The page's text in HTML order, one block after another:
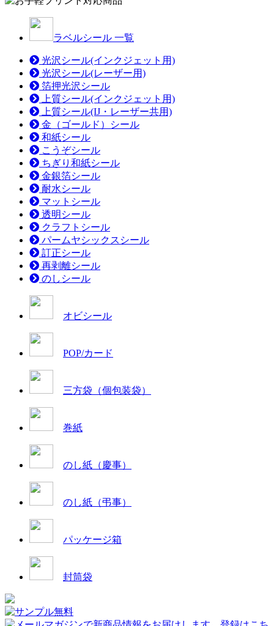
ラベルシール 一覧
光沢シール(インクジェット用)
光沢シール(レーザー用)
箔押光沢シール
上質シール(インクジェット用)
上質シール(IJ・レーザー共用)
金（ゴールド）シール
和紙シール
こうぞシール
ちぎり和紙シール
金銀箔シール
耐水シール
マットシール
透明シール
クラフトシール
パームヤシックスシール
訂正シール
再剥離シール
のしシール
オビシール
POP/カード
三方袋（個包装袋）
巻紙
のし紙（慶事）
のし紙（弔事）
パッケージ箱
封筒袋